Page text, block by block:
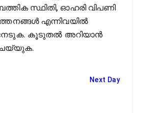
സ്ഥിതി, ഓഹരി വിപണി
എന്നിവയിൽ
നേടുക. കൂടുതല്‍ അറിയാന്‍
Next Day